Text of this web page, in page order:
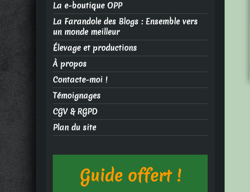
La e-boutique OPP
La Farandole des Blogs : Ensemble vers
un monde meilleur
Élevage et productions
À propos
Contacte-moi !
Témoignages
CGV & RGPD
Plan du site
Guide offert !